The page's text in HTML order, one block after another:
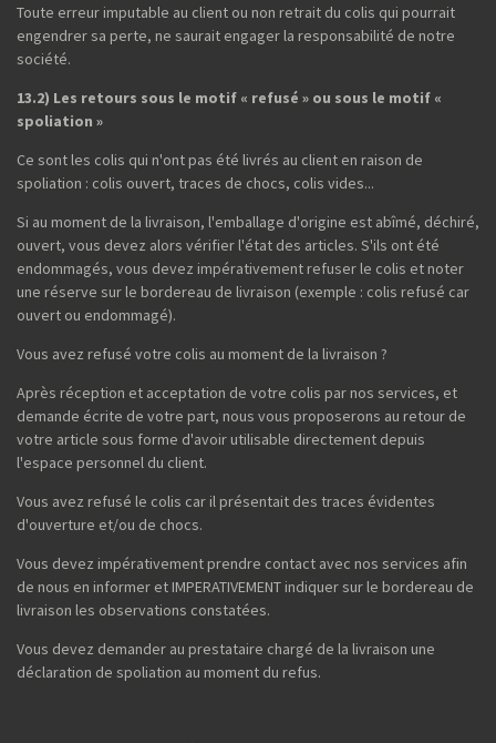
Toute erreur imputable au client ou non retrait du colis qui pourrait
engendrer sa perte, ne saurait engager la responsabilité de notre
société.
13.2) Les retours sous le motif « refusé » ou sous le motif «
spoliation »
Ce sont les colis qui n'ont pas été livrés au client en raison de
spoliation : colis ouvert, traces de chocs, colis vides...
Si au moment de la livraison, l'emballage d'origine est abîmé, déchiré,
ouvert, vous devez alors vérifier l'état des articles. S'ils ont été
endommagés, vous devez impérativement refuser le colis et noter
une réserve sur le bordereau de livraison (exemple : colis refusé car
ouvert ou endommagé).
Vous avez refusé votre colis au moment de la livraison ?
Après réception et acceptation de votre colis par nos services, et
demande écrite de votre part, nous vous proposerons au retour de
votre article sous forme d'avoir utilisable directement depuis
l'espace personnel du client.
Vous avez refusé le colis car il présentait des traces évidentes
d'ouverture et/ou de chocs.
Vous devez impérativement prendre contact avec nos services afin
de nous en informer et IMPERATIVEMENT indiquer sur le bordereau de
livraison les observations constatées.
Vous devez demander au prestataire chargé de la livraison une
déclaration de spoliation au moment du refus.